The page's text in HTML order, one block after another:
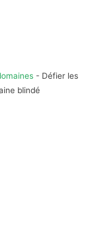
- Défier les
blindé